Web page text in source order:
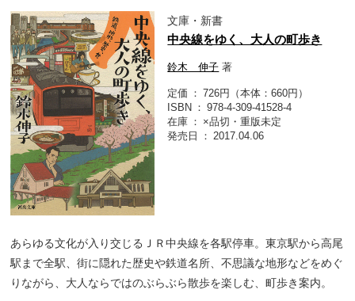
文庫・新書
中央線をゆく、大人の町歩き
鈴木 伸子 著
定価
726円（本体：660円）
ISBN
978-4-309-41528-4
在庫
×品切・重版未定
発売日
2017.04.06
あらゆる文化が入り交じるＪＲ中央線を各駅停車。東京駅から高尾
駅まで全駅、街に隠れた歴史や鉄道名所、不思議な地形などをめぐ
りながら、大人ならではのぶらぶら散歩を楽しむ、町歩き案内。